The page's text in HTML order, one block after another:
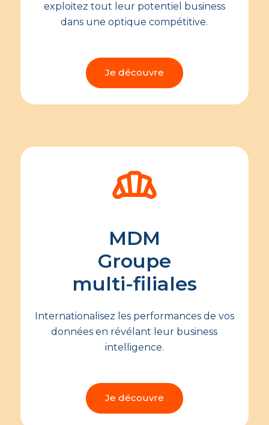
exploitez tout leur potentiel business
dans une optique compétitive.
Je découvre
MDM
Groupe
multi-filiales
Internationalisez les performances de vos
données en révélant leur business
intelligence.
Je découvre